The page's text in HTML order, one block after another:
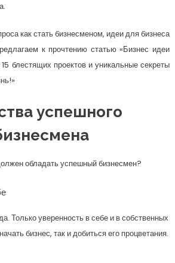
как стать бизнесменом, идеи для бизнеса
к прочтению статью «Бизнес идеи
блестящих проектов и уникальные секреты
успешного
обладать успешный бизнесмен?
Только уверенность в себе и в собственных
бизнес, так и добиться его процветания.